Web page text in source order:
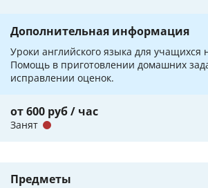
Дополнительная информация
Уроки английского языка для учащихся
Помощь в приготовлении домашних
исправлении оценок.
от 600 руб / час
Занят
Предметы